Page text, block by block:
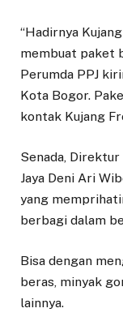
“Hadirnya
membuat paket
Perumda PPJ
Kota Bogor.
kontak Kujang
Senada,
Jaya Deni Ari
yang
berbagi dalam
Bisa dengan
beras, minyak
lainnya.